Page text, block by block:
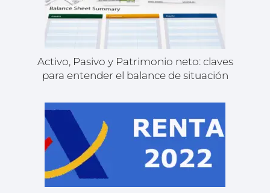
Activo, Pasivo y Patrimonio neto: claves
para entender el balance de situación